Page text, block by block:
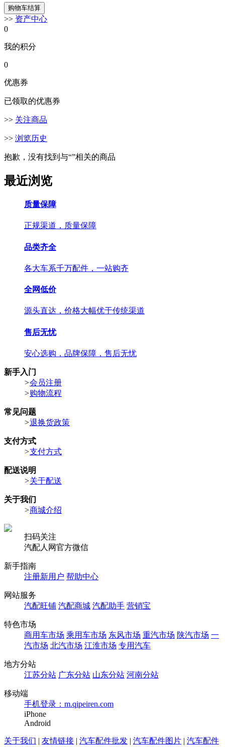
>> 资产中心
0
我的积分
0
优惠券
已领取的优惠券
>> 关注商品
>> 浏览历史
抱歉，没有找到与“”相关的商品
最近浏览
质量保障
正规渠道，质量保障
品类齐全
各大车系千万配件，一站购齐
全网低价
源头直达，价格大幅优于传统渠道
售后无忧
安心选购，品牌保障，售后无忧
新手入门
>会员注册
>购物流程
常见问题
>退换货政策
支付方式
>支付方式
配送说明
>关于配送
关于我们
>商城介绍
扫码关注
汽配人网官方微信
新手指南
注册新用户 帮助中心
网站服务
汽配旺铺 汽配商城 汽配助手 营销宝
特色市场
商用车市场 乘用车市场 东风市场 重汽市场 陕汽市场 一
汽市场 北汽市场 江淮市场 专用汽车
地方分站
江苏分站 广东分站 山东分站 河南分站
移动端
手机登录：m.qipeiren.com
iPhone
Android
关于我们 | 友情链接 | 汽车配件批发 | 汽车配件图片 | 汽车配件